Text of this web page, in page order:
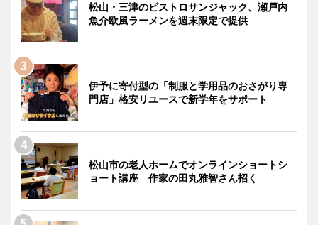
松山・三津のビストロサンジャック、瀬戸内
魚介欧風ラーメンを週末限定で提供
伊予に寄付型の「制服と学用品のおさがり専
門店」格安リユースで新学年をサポート
松山市の老人ホームでオンラインショートシ
ョート講座 作家の田丸雅智さん招く